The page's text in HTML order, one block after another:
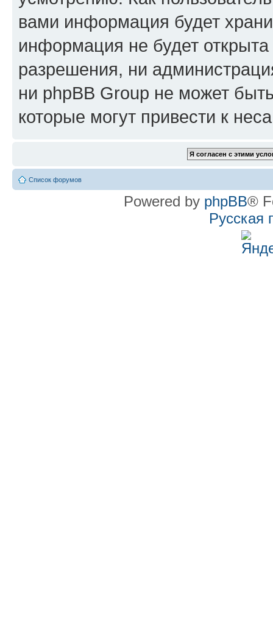
вами информация будет
информация не будет
разрешения, ни
ни phpBB Group не может
которые могут привести к
Список форумов
Powered by phpBB®
Русская